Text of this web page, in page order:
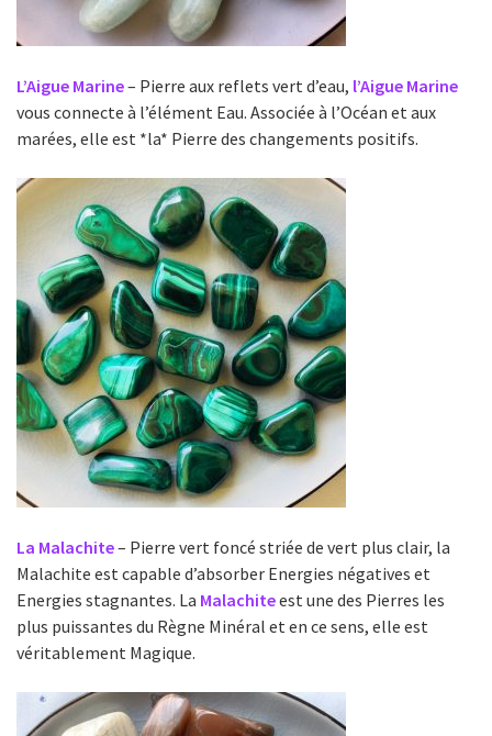
L’Aigue Marine– Pierre aux reflets vert d’eau, l’Aigue Marine
vous connecte à l’élément Eau. Associée à l’Océan et aux
marées, elle est *la* Pierre des changements positifs.
La Malachite– Pierre vert foncé striée de vert plus clair, la
Malachite est capable d’absorber Energies négatives et
Energies stagnantes. La Malachiteest une des Pierres les
plus puissantes du Règne Minéral et en ce sens, elle est
véritablement Magique.